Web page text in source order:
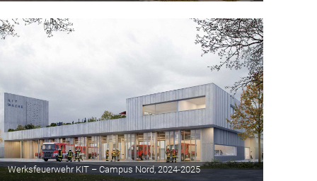
Werksfeuerwehr KIT – Campus Nord, 2024-2025